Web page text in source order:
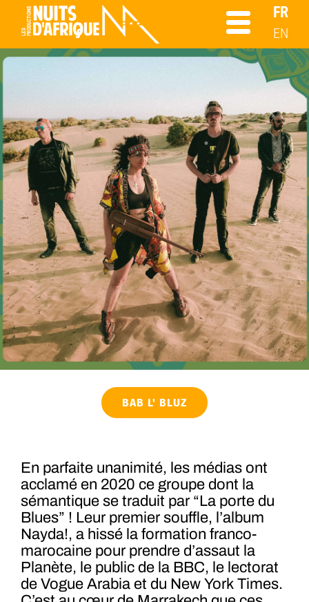
FR
EN
BAB L' BLUZ
En parfaite unanimité, les médias ont
acclamé en 2020 ce groupe dont la
sémantique se traduit par “La porte du
Blues” ! Leur premier souffle, l’album
Nayda!, a hissé la formation franco-
marocaine pour prendre d’assaut la
Planète, le public de la BBC, le lectorat
de Vogue Arabia et du New York Times.